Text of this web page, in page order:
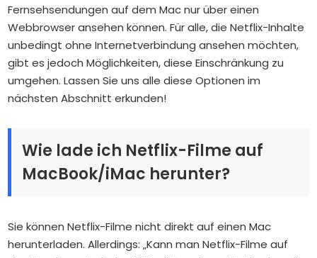
Fernsehsendungen auf dem Mac nur über einen
Webbrowser ansehen können. Für alle, die Netflix-Inhalte
unbedingt ohne Internetverbindung ansehen möchten,
gibt es jedoch Möglichkeiten, diese Einschränkung zu
umgehen. Lassen Sie uns alle diese Optionen im
nächsten Abschnitt erkunden!
Wie lade ich Netflix-Filme auf
MacBook/iMac herunter?
Sie können Netflix-Filme nicht direkt auf einen Mac
herunterladen. Allerdings: „Kann man Netflix-Filme auf